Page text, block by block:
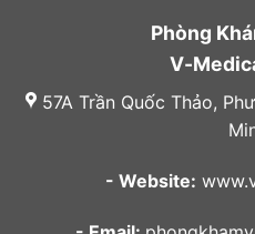
Phòng
V-
57A Trần Quốc Thảo,
- Website: